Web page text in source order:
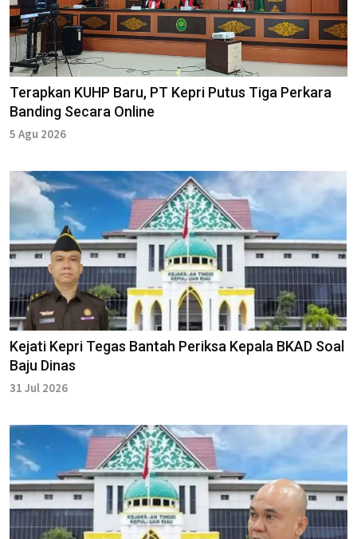
Terapkan KUHP Baru, PT Kepri Putus Tiga Perkara
Banding Secara Online
5 Agu 2026
Kejati Kepri Tegas Bantah Periksa Kepala BKAD Soal
Baju Dinas
31 Jul 2026